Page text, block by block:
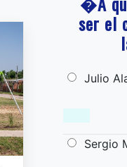
ser el
Julio
Sergio